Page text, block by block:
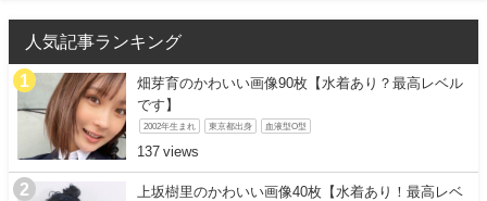
人気記事ランキング
畑芽育のかわいい画像90枚【水着あり？最高レベル
です】
2002年生まれ 東京都出身 血液型O型
137
上坂樹里のかわいい画像40枚【水着あり！最高レベ